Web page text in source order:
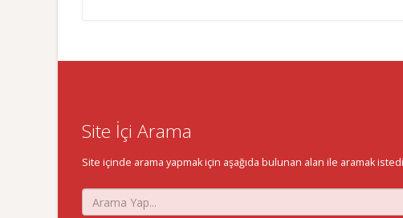
Site İçi Arama
Site içinde arama yapmak için aşağıda bulunan alan ile aramak